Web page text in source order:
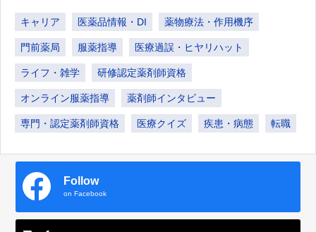
キャリア 医薬品情報・DI 薬物療法・作用機序
門前薬局 服薬指導 医療過誤・ヒヤリハット
ライフ・雑学 研修認定薬剤師資格
オンライン服薬指導 薬剤師インタビュー
専門・認定薬剤師資格 医療クイズ 疾患・病態 転職
Follow
on Facebook